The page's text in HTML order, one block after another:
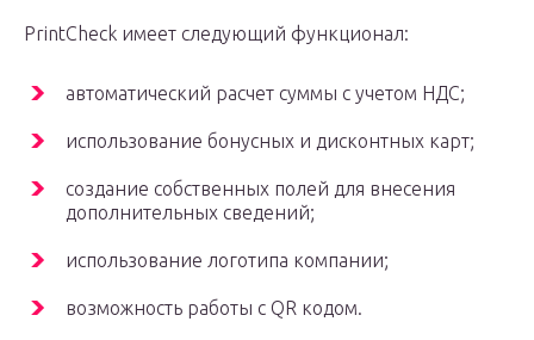
PrintCheck имеет следующий функционал:
автоматический расчет суммы с учетом НДС;
использование бонусных и дисконтных карт;
создание собственных полей для внесения
дополнительных сведений;
использование логотипа компании;
возможность работы с QR кодом.